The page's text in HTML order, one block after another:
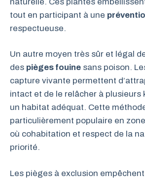
tout en participant à une
respectueuse.
Un autre moyen très sûr et légal
des pièges fouine sans poison.
capture vivante permettent
intact et de le relâcher à plusieurs
un habitat adéquat. Cette
particulièrement populaire en
où cohabitation et respect de la
priorité.
Les pièges à exclusion